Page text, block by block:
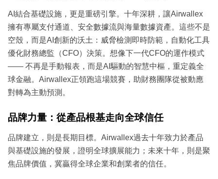
AI結合基礎設施，更是重磅引擎。十年深耕，讓Airwallex
擁有專屬支付通道、安全數據流與海量數據資產。這些不是
空殼，而是AI創新的沃土：威脅檢測即時防範，自動化工具
優化財務總監（CFO）決策。想像下一代CFO的運作模式
—— 不再是手動報表，而是AI驅動的智慧中樞，重定義全
球金融。Airwallex正領跑這場競賽，助財務團隊從被動應
對轉為主動預測。
品牌力量：從產品根基走向全球信任
品牌建立，則是長期目標。Airwallex過去十年致力於產品
與基礎設施的發展，證明全球擴展能力；未來十年，則是聚
焦品牌價值，冀贏得全球企業和創業者的信任。